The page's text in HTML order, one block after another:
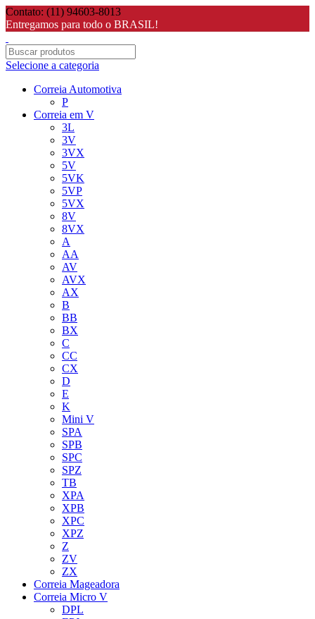
Contato: (11) 94603-8013
Entregamos para todo o BRASIL!
Selecione a categoria
Correia Automotiva
P
Correia em V
3L
3V
3VX
5V
5VK
5VP
5VX
8V
8VX
A
AA
AV
AVX
AX
B
BB
BX
C
CC
CX
D
E
K
Mini V
SPA
SPB
SPC
SPZ
TB
XPA
XPB
XPC
XPZ
Z
ZV
ZX
Correia Mageadora
Correia Micro V
DPL